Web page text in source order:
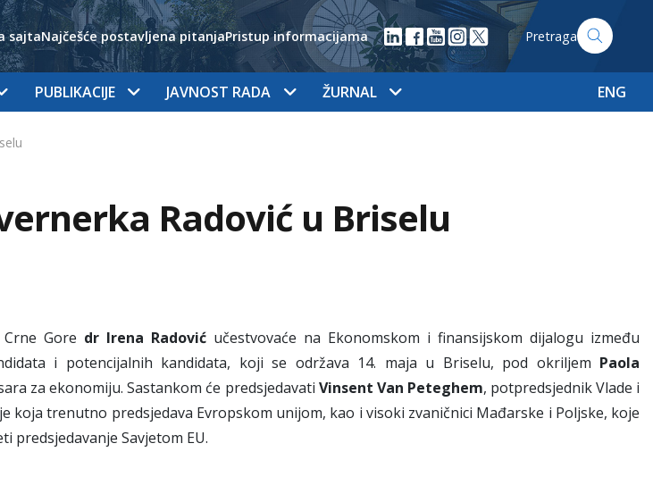
sajtaNajčešće postavljena pitanjaPristup informacijama Pretraga
PUBLIKACIJE JAVNOST RADA ŽURNAL ENG
Radović u Briselu
Gore dr Irena Radović učestvovaće na Ekonomskom i finansijskom dijalogu između
i potencijalnih kandidata, koji se održava 14. maja u Briselu, pod okriljem Paola
za ekonomiju. Sastankom će predsjedavati Vinsent Van Peteghem, potpredsjednik Vlade i
koja trenutno predsjedava Evropskom unijom, kao i visoki zvaničnici Mađarske i Poljske, koje
predsjedavanje Savjetom EU.